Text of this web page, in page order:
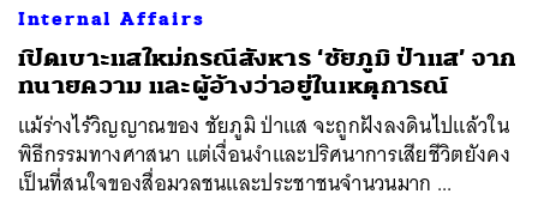
Internal Affairs
เปิดเบาะแสใหม่กรณีสังหาร ‘ชัยภูมิ ป่าแส’ จาก
ทนายความ และผู้อ้างว่าอยู่ในเหตุการณ์
แม้ร่างไร้วิญญาณของ ชัยภูมิ ป่าแส จะถูกฝังลงดินไปแล้วใน
พิธีกรรมทางศาสนา แต่เงื่อนงำและปริศนาการเสียชีวิตยังคง
เป็นที่สนใจของสื่อมวลชนและประชาชนจำนวนมาก ...